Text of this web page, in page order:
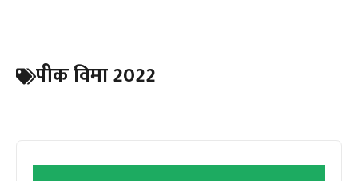
पीक विमा 2022